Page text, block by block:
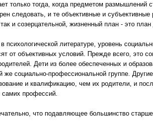
только тогда, когда предметом размышлений
следовать, и те объективные и
и созерцательной, жизненный план - это план
психологической литературе, уровень
от объективных условий. Прежде всего, это
Дети из более обеспеченных и
же социально-профессиональной группе.
и квалификацию, чем их родители, и
самих профессий.
что подавляющее большинство